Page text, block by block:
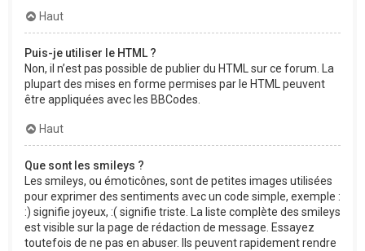
Haut
Puis-je utiliser le HTML ?
Non, il n’est pas possible de publier du HTML sur ce forum. La
plupart des mises en forme permises par le HTML peuvent
être appliquées avec les BBCodes.
Haut
Que sont les smileys ?
Les smileys, ou émoticônes, sont de petites images utilisées
pour exprimer des sentiments avec un code simple, exemple :
:) signifie joyeux, :( signifie triste. La liste complète des smileys
est visible sur la page de rédaction de message. Essayez
toutefois de ne pas en abuser. Ils peuvent rapidement rendre